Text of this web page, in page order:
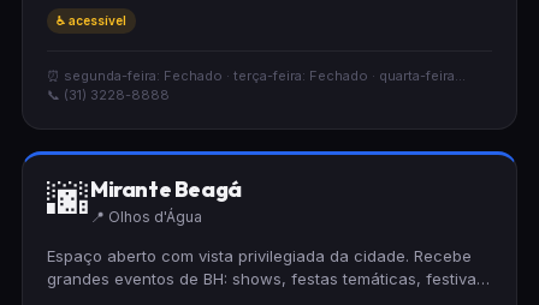
garante que todos possam desfrutar de uma experiência
descontraído e acolhedor.
♿ acessível
⏰ segunda-feira: Fechado · terça-feira: Fechado · quarta-feira...
📞 (31) 3228-8888
🌆Mirante Beagá
📍 Olhos d'Água
Espaço aberto com vista privilegiada da cidade. Recebe
grandes eventos de BH: shows, festas temáticas, festivais